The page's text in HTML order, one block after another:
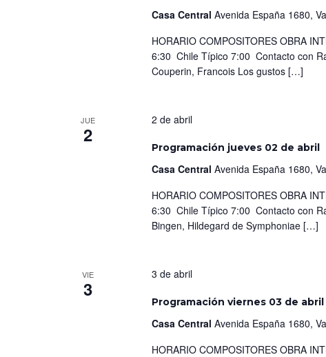
Casa Central Avenida España 1680,
HORARIO COMPOSITORES OBRA
6:30 Chile Típico 7:00 Contacto con
Couperin, Francois Los gustos […]
JUE
2
2 de abril
Programación jueves 02 de abril
Casa Central Avenida España 1680,
HORARIO COMPOSITORES OBRA
6:30 Chile Típico 7:00 Contacto con
Bingen, Hildegard de Symphoniae […]
VIE
3
3 de abril
Programación viernes 03 de abril
Casa Central Avenida España 1680,
HORARIO COMPOSITORES OBRA